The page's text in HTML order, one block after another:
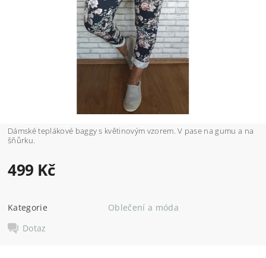
Dámské teplákové baggy s květinovým vzorem. V pase na gumu a na
šňůrku.
499 Kč
Kategorie
Oblečení a móda
Dotaz